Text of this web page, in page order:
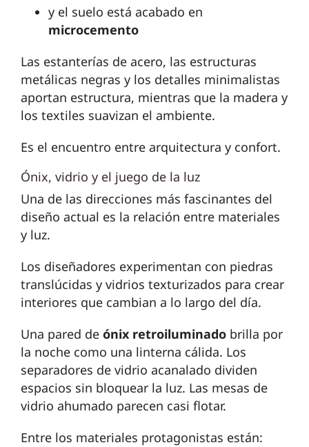
y el suelo está acabado en
microcemento
Las estanterías de acero, las estructuras
metálicas negras y los detalles minimalistas
aportan estructura, mientras que la madera y
los textiles suavizan el ambiente.
Es el encuentro entre arquitectura y confort.
Ónix, vidrio y el juego de la luz
Una de las direcciones más fascinantes del
diseño actual es la relación entre materiales
y luz.
Los diseñadores experimentan con piedras
translúcidas y vidrios texturizados para crear
interiores que cambian a lo largo del día.
Una pared de ónix retroiluminado brilla por
la noche como una linterna cálida. Los
separadores de vidrio acanalado dividen
espacios sin bloquear la luz. Las mesas de
vidrio ahumado parecen casi flotar.
Entre los materiales protagonistas están: